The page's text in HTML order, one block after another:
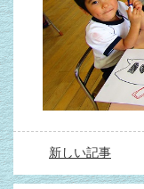
新しい記事